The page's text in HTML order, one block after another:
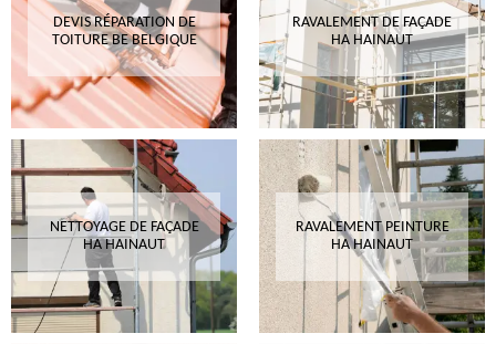
DEVIS RÉPARATION DE
TOITURE BE BELGIQUE
RAVALEMENT DE FAÇADE
HA HAINAUT
NETTOYAGE DE FAÇADE
HA HAINAUT
RAVALEMENT PEINTURE
HA HAINAUT